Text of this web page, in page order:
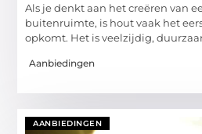
Als je denkt aan het creëren van
buitenruimte, is hout vaak het
opkomt. Het is veelzijdig,
Aanbiedingen
AANBIEDINGEN